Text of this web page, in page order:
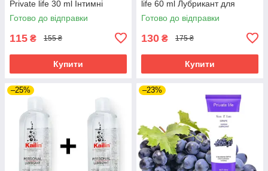
Private life 30 ml Інтимні
мастила зі смаком банана
Готово до відправки
115 ₴ 155 ₴
Купити
life 60 ml Лубрикант для
орального сексу
Готово до відправки
130 ₴ 175 ₴
Купити
–25% –23%